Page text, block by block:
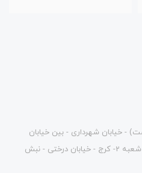
- خیابان شهرداری - بین خیابان
هفتم و هشتم - نمایندگی پارس خزر شعبه 2- کرج - خیابان درختی - نبش